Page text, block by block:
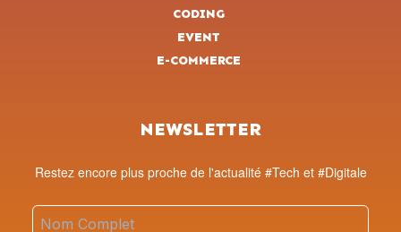
CODING
EVENT
E-COMMERCE
NEWSLETTER
Restez encore plus proche de l'actualité #Tech et #Digitale